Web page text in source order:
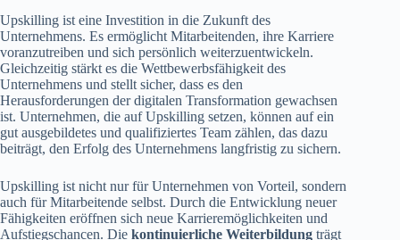
Upskilling ist eine Investition in die Zukunft des
Unternehmens. Es ermöglicht Mitarbeitenden, ihre Karriere
voranzutreiben und sich persönlich weiterzuentwickeln.
Gleichzeitig stärkt es die Wettbewerbsfähigkeit des
Unternehmens und stellt sicher, dass es den
Herausforderungen der digitalen Transformation gewachsen
ist. Unternehmen, die auf Upskilling setzen, können auf ein
gut ausgebildetes und qualifiziertes Team zählen, das dazu
beiträgt, den Erfolg des Unternehmens langfristig zu sichern.
Upskilling ist nicht nur für Unternehmen von Vorteil, sondern
auch für Mitarbeitende selbst. Durch die Entwicklung neuer
Fähigkeiten eröffnen sich neue Karrieremöglichkeiten und
Aufstiegschancen. Die kontinuierliche Weiterbildung trägt